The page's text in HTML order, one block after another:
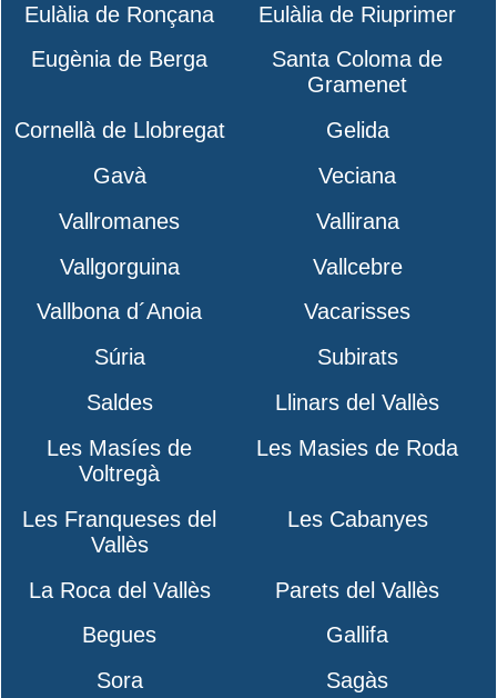
Eulàlia de Ronçana
Eulàlia de Riuprimer
Eugènia de Berga
Santa Coloma de
Gramenet
Cornellà de Llobregat
Gelida
Gavà
Veciana
Vallromanes
Vallirana
Vallgorguina
Vallcebre
Vallbona d´Anoia
Vacarisses
Súria
Subirats
Saldes
Llinars del Vallès
Les Masíes de
Voltregà
Les Masies de Roda
Les Franqueses del
Vallès
Les Cabanyes
La Roca del Vallès
Parets del Vallès
Begues
Gallifa
Sora
Sagàs